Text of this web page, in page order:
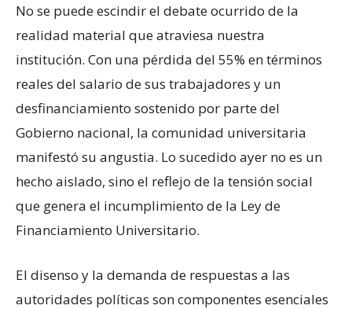
No se puede escindir el debate ocurrido de la
realidad material que atraviesa nuestra
institución. Con una pérdida del 55% en términos
reales del salario de sus trabajadores y un
desfinanciamiento sostenido por parte del
Gobierno nacional, la comunidad universitaria
manifestó su angustia. Lo sucedido ayer no es un
hecho aislado, sino el reflejo de la tensión social
que genera el incumplimiento de la Ley de
Financiamiento Universitario.
El disenso y la demanda de respuestas a las
autoridades políticas son componentes esenciales